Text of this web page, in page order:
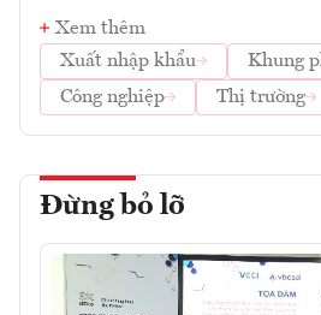
Xem thêm
Xuất nhập khẩu
Khung
Công nghiệp
Thị trường
Đừng bỏ lỡ